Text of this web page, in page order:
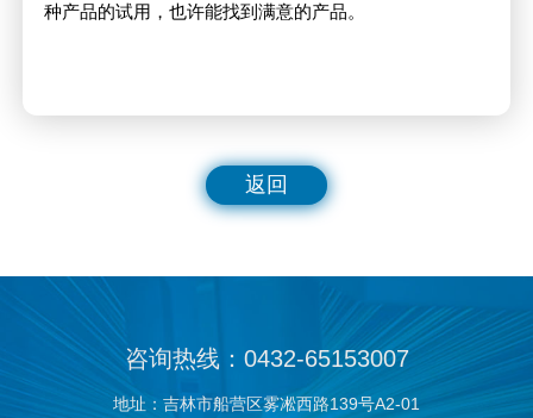
种产品的试用，也许能找到满意的产品。
返回
咨询热线：0432-65153007
地址：吉林市船营区雾凇西路139号A2-01